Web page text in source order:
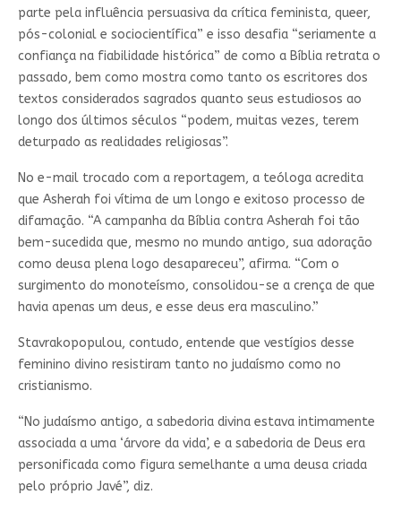
parte pela influência persuasiva da crítica feminista, queer,
pós-colonial e sociocientífica” e isso desafia “seriamente a
confiança na fiabilidade histórica” de como a Bíblia retrata o
passado, bem como mostra como tanto os escritores dos
textos considerados sagrados quanto seus estudiosos ao
longo dos últimos séculos “podem, muitas vezes, terem
deturpado as realidades religiosas”.
No e-mail trocado com a reportagem, a teóloga acredita
que Asherah foi vítima de um longo e exitoso processo de
difamação. “A campanha da Bíblia contra Asherah foi tão
bem-sucedida que, mesmo no mundo antigo, sua adoração
como deusa plena logo desapareceu”, afirma. “Com o
surgimento do monoteísmo, consolidou-se a crença de que
havia apenas um deus, e esse deus era masculino.”
Stavrakopopulou, contudo, entende que vestígios desse
feminino divino resistiram tanto no judaísmo como no
cristianismo.
“No judaísmo antigo, a sabedoria divina estava intimamente
associada a uma ‘árvore da vida’, e a sabedoria de Deus era
personificada como figura semelhante a uma deusa criada
pelo próprio Javé”, diz.